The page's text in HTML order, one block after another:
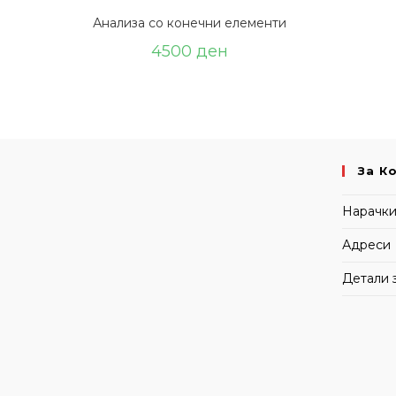
Анализа со конечни елементи
4500 ден
За
Нарачки
Адреси
Детали